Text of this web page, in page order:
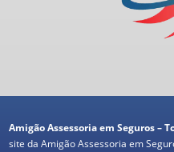
Amigão Assessoria em Seguros –
site da Amigão Assessoria em